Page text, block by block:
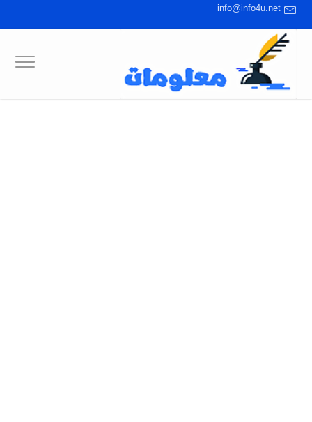
info@info4u.net